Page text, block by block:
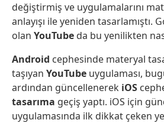
değiştirmiş ve uygulamalarını
anlayışı ile yeniden tasarlamıştı.
olan YouTube da bu yenilikten
Android cephesinde materyal
taşıyan YouTube uygulaması,
ardından güncellenerek iOS
tasarıma geçiş yaptı. iOS için
uygulamasında ilk dikkat çeken